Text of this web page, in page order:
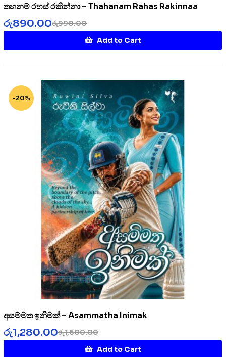
තහනම් රහස් රකින්නා – Thahanam Rahas Rakinnaa
රු990.00
රු890.00
Add to Cart
-20%
අසම්මත ඉනිමක් – Asammatha Inimak
රු1,600.00
රු1,280.00
Add to Cart